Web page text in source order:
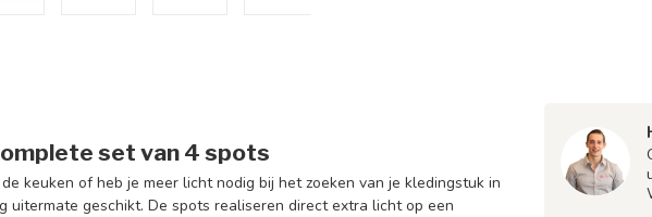
set van 4 spots
keuken of heb je meer licht nodig bij het zoeken van je kledingstuk in
uitermate geschikt. De spots realiseren direct extra licht op een